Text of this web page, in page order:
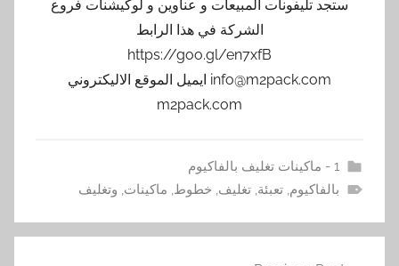
ستجد تليفونات المبيعات و عناوين و لوكيشنات فروع
الشركة في هذا الرابط
https://goo.gl/en7xfB
info@m2pack.com ايميل الموقع الاليكتروني
m2pack.com
1 - ماكينات تغليف بالفاكيوم
بالفاكيوم,تعبئة,تغليف, خطوط, ماكينات, وتغليف